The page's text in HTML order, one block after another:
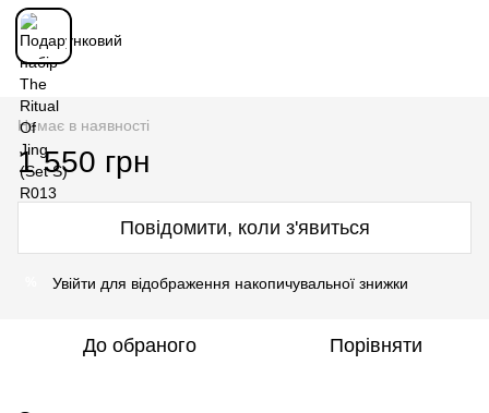
Немає в наявності
1 550 грн
Повідомити, коли з'явиться
Увійти для відображення накопичувальної знижки
До обраного Порівняти